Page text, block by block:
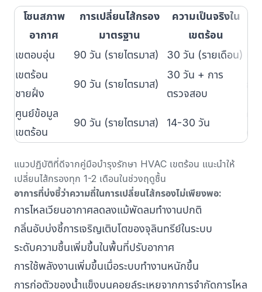
โซนสภาพ
อากาศ
การเปลี่ยนไส้กรอง
มาตรฐาน
ความเป็นจริงใน
เขตร้อน
เขตอบอุ่น 90 วัน (รายไตรมาส) 30 วัน (รายเดือน)
เขตร้อน
ชายฝั่ง
90 วัน (รายไตรมาส)
30 วัน + การ
ตรวจสอบ
ศูนย์ข้อมูล
เขตร้อน
90 วัน (รายไตรมาส) 14-30 วัน
แนวปฏิบัติที่ดีจากคู่มือบำรุงรักษา HVAC เขตร้อน แนะนำให้
เปลี่ยนไส้กรองทุก 1-2 เดือนในช่วงฤดูชื้น
อาการที่บ่งชี้ว่าความถี่ในการเปลี่ยนไส้กรองไม่เพียงพอ:
การไหลเวียนอากาศลดลงแม้พัดลมทำงานปกติ
กลิ่นอับบ่งชี้การเจริญเติบโตของจุลินทรีย์ในระบบ
ระดับความชื้นเพิ่มขึ้นในพื้นที่ปรับอากาศ
การใช้พลังงานเพิ่มขึ้นเมื่อระบบทำงานหนักขึ้น
การก่อตัวของน้ำแข็งบนคอยล์ระเหยจากการจำกัดการไหล